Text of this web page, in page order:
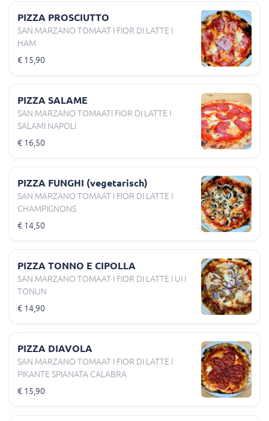
PIZZA PROSCIUTTO
SAN MARZANO TOMAAT I FIOR DI LATTE I
HAM
€ 15,90
PIZZA SALAME
SAN MARZANO TOMAATI FIOR DI LATTE I
SALAMI NAPOLI
€ 16,50
PIZZA FUNGHI (vegetarisch)
SAN MARZANO TOMAAT I FIOR DI LATTE I
CHAMPIGNONS
€ 14,50
PIZZA TONNO E CIPOLLA
SAN MARZANO TOMAAT I FIOR DI LATTE I UI I
TONIJN
€ 14,90
PIZZA DIAVOLA
SAN MARZANO TOMAAT I FIOR DI LATTE I
PIKANTE SPIANATA CALABRA
€ 15,90